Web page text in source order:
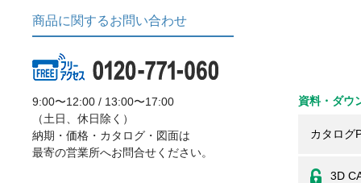
資料・ダウ
カタログ
3D
商品に関するお問い合わせ
9:00〜12:00 / 13:00〜17:00
（土日、休日除く）
納期・価格・カタログ・図面は
最寄の営業所へお問合せください。